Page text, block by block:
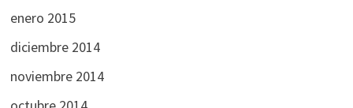
enero 2015
diciembre 2014
noviembre 2014